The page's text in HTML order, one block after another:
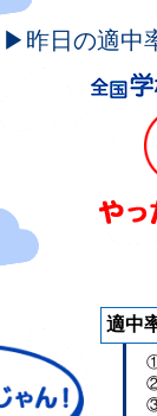
▶昨日の適中
適中